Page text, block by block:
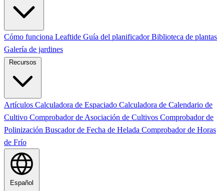
Cómo funciona Leaftide Guía del planificadorBiblioteca de plantas
Galería de jardines
Recursos
Artículos Calculadora de Espaciado Calculadora de Calendario de
Cultivo Comprobador de Asociación de Cultivos Comprobador de
Polinización Buscador de Fecha de Helada Comprobador de Horas
de Frío
Español